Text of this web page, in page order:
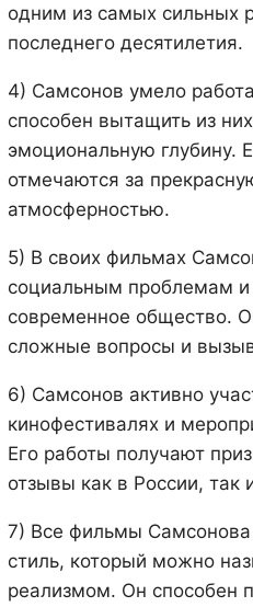
одним из самых сильных
последнего десятилетия.
4) Самсонов умело
способен вытащить из
эмоциональную глубину.
отмечаются за
атмосферностью.
5) В своих фильмах
социальным проблемам
современное общество.
сложные вопросы и
6) Самсонов активно
кинофестивалях и
Его работы получают
отзывы как в России, так
7) Все фильмы Самсонова
стиль, который можно
реализмом. Он способен